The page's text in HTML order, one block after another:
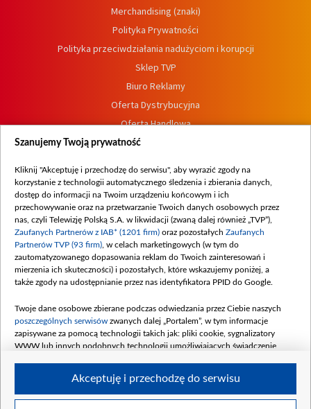
Merchandising (znaki)
Polityka Prywatności
Polityka przeciwdziałania nadużyciom i korupcji
Sklep TVP
Biuro Reklamy
Oferta Dystrybucyjna
Oferta Handlowa
Dostępność
Procedura zgłoszeń wewnętrznych
Szanujemy Twoją prywatność
Kliknij "Akceptuję i przechodzę do serwisu", aby wyrazić zgody na
korzystanie z technologii automatycznego śledzenia i zbierania danych,
dostęp do informacji na Twoim urządzeniu końcowym i ich
przechowywanie oraz na przetwarzanie Twoich danych osobowych przez
nas, czyli Telewizję Polską S.A. w likwidacji (zwaną dalej również „TVP”),
Zaufanych Partnerów z IAB* (1201 firm) oraz pozostałych Zaufanych
Partnerów TVP (93 firm) , w celach marketingowych (w tym do
zautomatyzowanego dopasowania reklam do Twoich zainteresowań i
mierzenia ich skuteczności) i pozostałych, które wskazujemy poniżej, a
także zgody na udostępnianie przez nas identyfikatora PPID do Google.
Twoje dane osobowe zbierane podczas odwiedzania przez Ciebie naszych
poszczególnych serwisów zwanych dalej „Portalem”, w tym informacje
zapisywane za pomocą technologii takich jak: pliki cookie, sygnalizatory
WWW lub innych podobnych technologii umożliwiających świadczenie
Akceptuję i przechodzę do serwisu